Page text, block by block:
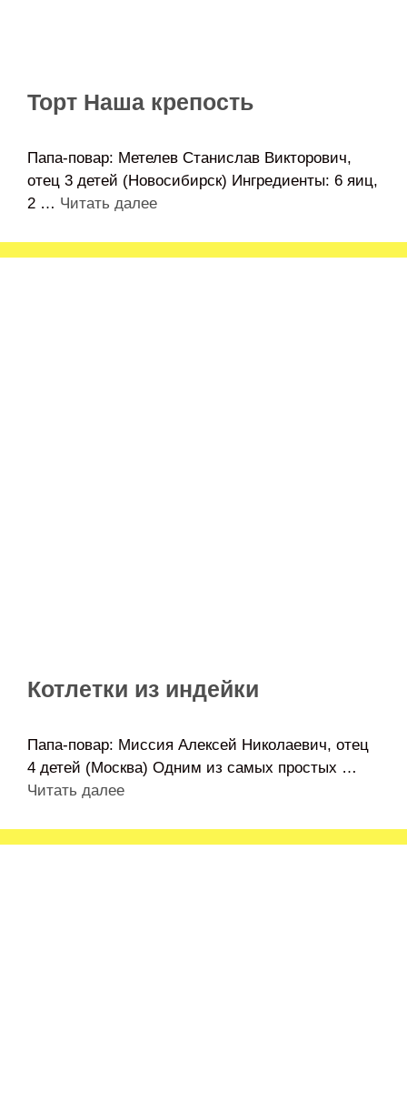
Торт Наша крепость
Папа-повар: Метелев Станислав Викторович,
отец 3 детей (Новосибирск) Ингредиенты: 6 яиц,
2 … Читать далее
Котлетки из индейки
Папа-повар: Миссия Алексей Николаевич, отец
4 детей (Москва) Одним из самых простых …
Читать далее